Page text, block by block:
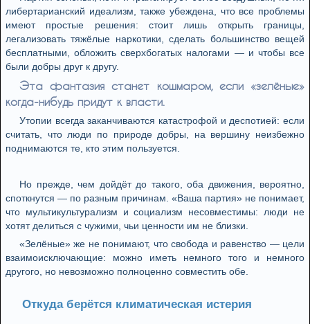
либертарианский идеализм, также убеждена, что все проблемы
имеют простые решения: стоит лишь открыть границы,
легализовать тяжёлые наркотики, сделать большинство вещей
бесплатными, обложить сверхбогатых налогами — и чтобы все
были добры друг к другу.
Эта фантазия станет кошмаром, если «зелёные»
когда-нибудь придут к власти.
Утопии всегда заканчиваются катастрофой и деспотией: если
считать, что люди по природе добры, на вершину неизбежно
поднимаются те, кто этим пользуется.
Но прежде, чем дойдёт до такого, оба движения, вероятно,
споткнутся — по разным причинам. «Ваша партия» не понимает,
что мультикультурализм и социализм несовместимы: люди не
хотят делиться с чужими, чьи ценности им не близки.
«Зелёные» же не понимают, что свобода и равенство — цели
взаимоисключающие: можно иметь немного того и немного
другого, но невозможно полноценно совместить обе.
Откуда берётся климатическая истерия